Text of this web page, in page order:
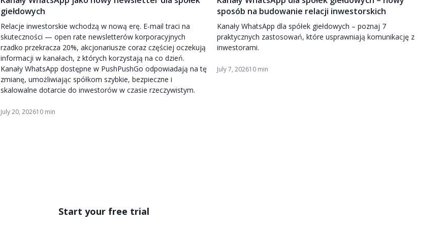
giełdowych
Relacje inwestorskie wchodzą w nową erę. E-mail traci na
skuteczności — open rate newsletterów korporacyjnych
rzadko przekracza 20%, akcjonariusze coraz częściej oczekują
informacji w kanałach, z których korzystają na co dzień.
Kanały WhatsApp dostępne w PushPushGo odpowiadają na tę
zmianę, umożliwiając spółkom szybkie, bezpieczne i
skalowalne dotarcie do inwestorów w czasie rzeczywistym.
July 20, 202610 min
sposób na budowanie relacji inwestorskich
Kanały WhatsApp dla spółek giełdowych – poznaj 7
praktycznych zastosowań, które usprawniają komunikację z
inwestorami.
July 7, 202610 min
Start your free trial